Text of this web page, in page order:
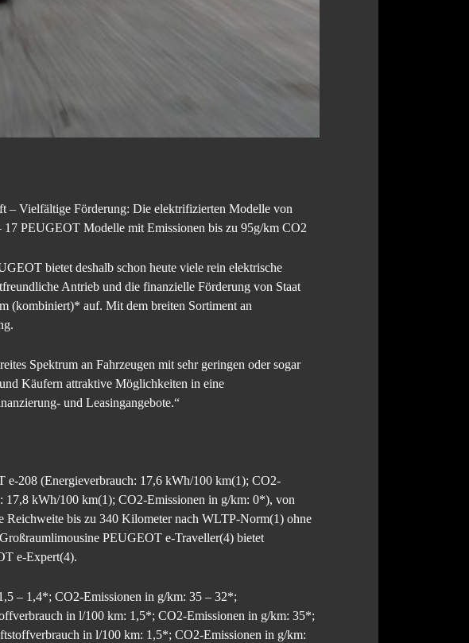
– Vielfältige Förderung: Die elektrifizierten Modelle von
PEUGEOT Modelle mit Emissionen bis zu 95g/km CO2
bietet deshalb schon heute viele rein elektrische
Antrieb und die finanzielle Förderung von Staat
(kombiniert)* auf. Mit dem breiten Sortiment an
Spektrum an Fahrzeugen mit sehr geringen oder sogar
Käufern attraktive Möglichkeiten in eine
und Leasingangebote.“
e-208 (Energieverbrauch: 17,6 kWh/100 km(1); CO2-
17,8 kWh/100 km(1); CO2-Emissionen in g/km: 0*), von
Reichweite bis zu 340 Kilometer nach WLTP-Norm(1) ohne
PEUGEOT e-Traveller(4) bietet
e-Expert(4).
– 1,4*; CO2-Emissionen in g/km: 35 – 32*;
in l/100 km: 1,5*; CO2-Emissionen in g/km: 35*;
in l/100 km: 1,5*; CO2-Emissionen in g/km: